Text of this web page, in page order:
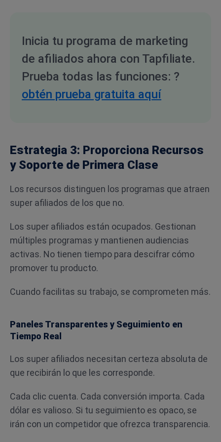
Inicia tu programa de marketing
de afiliados ahora con Tapfiliate.
Prueba todas las funciones: ?
obtén prueba gratuita aquí
Estrategia 3: Proporciona Recursos
y Soporte de Primera Clase
Los recursos distinguen los programas que atraen
super afiliados de los que no.
Los super afiliados están ocupados. Gestionan
múltiples programas y mantienen audiencias
activas. No tienen tiempo para descifrar cómo
promover tu producto.
Cuando facilitas su trabajo, se comprometen más.
Paneles Transparentes y Seguimiento en
Tiempo Real
Los super afiliados necesitan certeza absoluta de
que recibirán lo que les corresponde.
Cada clic cuenta. Cada conversión importa. Cada
dólar es valioso. Si tu seguimiento es opaco, se
irán con un competidor que ofrezca transparencia.